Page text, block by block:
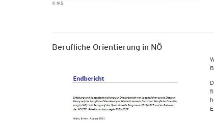
© IHS
Berufliche Orientierung in NÖ